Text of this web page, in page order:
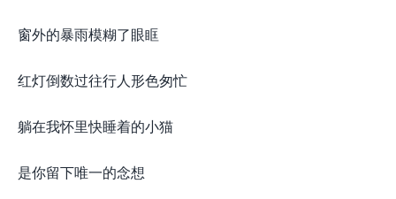
窗外的暴雨模糊了眼眶
红灯倒数过往行人形色匆忙
躺在我怀里快睡着的小猫
是你留下唯一的念想